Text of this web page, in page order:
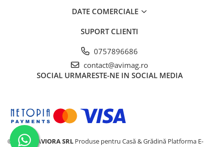
DATE COMERCIALE
SUPORT CLIENTI
0757896686
contact@avimag.ro
SOCIAL URMARESTE-NE IN SOCIAL MEDIA
©2024SC AVIORA SRL Produse pentru Casă & Grădină Platforma E-